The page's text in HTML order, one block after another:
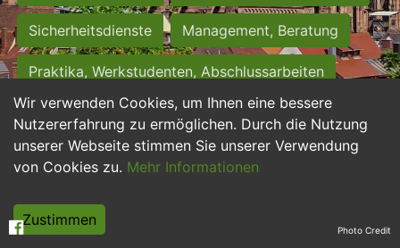
Wir verwenden Cookies, um Ihnen eine bessere
Nutzererfahrung zu ermöglichen. Durch die Nutzung
unserer Webseite stimmen Sie unserer Verwendung
von Cookies zu. Mehr Informationen
Zustimmen
Sicherheitsdienste Management, Beratung
Praktika, Werkstudenten, Abschlussarbeiten
Personalwesen Assistenz, Sekretariat
Hilfskräfte, Aushilfs- und Nebenjobs
Weiterbildung, Studium, duale Ausbildung Photo Credit